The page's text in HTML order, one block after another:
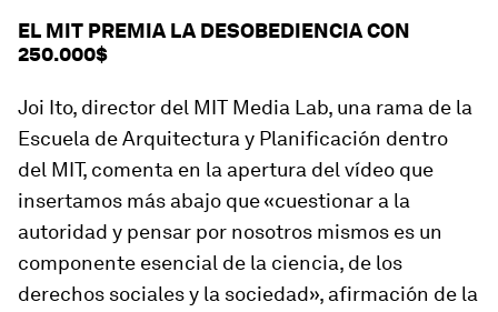
EL MIT PREMIA LA DESOBEDIENCIA CON
250.000$
Joi Ito, director del MIT Media Lab, una rama de la
Escuela de Arquitectura y Planificación dentro
del MIT, comenta en la apertura del vídeo que
insertamos más abajo que «cuestionar a la
autoridad y pensar por nosotros mismos es un
componente esencial de la ciencia, de los
derechos sociales y la sociedad», afirmación de la